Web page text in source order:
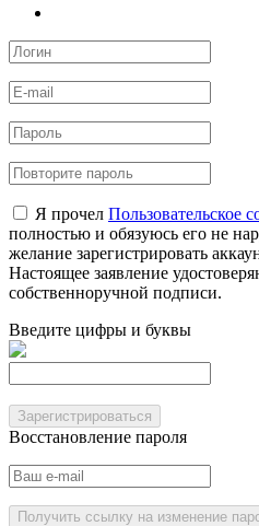
Я прочел Пользовательское
полностью и обязуюсь его не
желание зарегистрировать
Настоящее заявление
собственноручной подписи.
Введите цифры и буквы
Зарегистрироваться
Восстановление пароля
Получить ссылку на изменение